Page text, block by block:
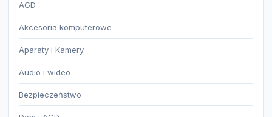
AGD
Akcesoria komputerowe
Aparaty i Kamery
Audio i wideo
Bezpieczeństwo